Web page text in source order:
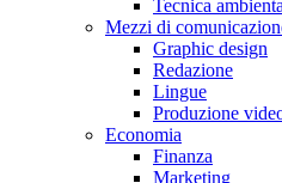
Tecnica
Mezzi di
Graphic design
Redazione
Lingue
Produzione
Economia
Finanza
Marketing